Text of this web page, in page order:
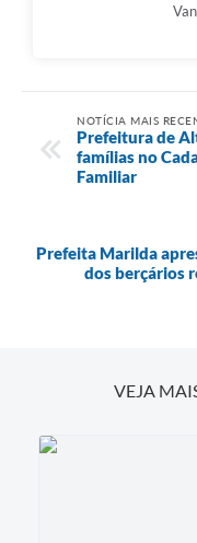
NOTÍCIA MAIS
Prefeitura de
famílias no
Familiar
Prefeita Marilda
dos berçários
VEJA